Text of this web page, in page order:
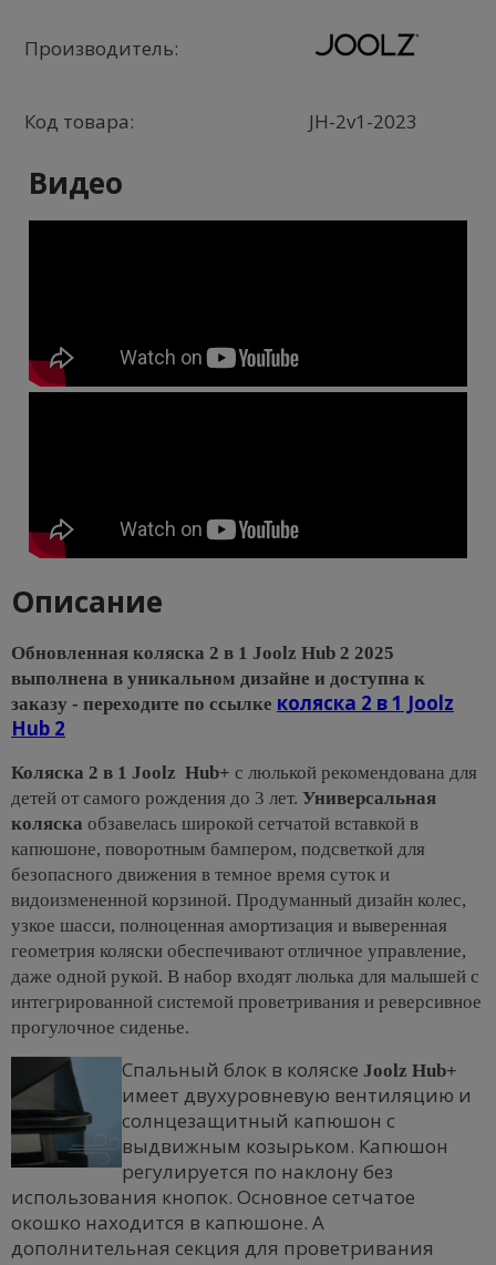
Производитель:
Код товара: JH-2v1-2023
Видео
Описание
Обновленная коляска 2 в 1 Joolz Hub 2 2025
выполнена в уникальном дизайне и доступна к
заказу - переходите по ссылке коляска 2 в 1 Joolz
Hub 2
Коляска 2 в 1 Joolz Hub+ с люлькой рекомендована для
детей от самого рождения до 3 лет. Универсальная
коляска обзавелась широкой сетчатой вставкой в
капюшоне, поворотным бампером, подсветкой для
безопасного движения в темное время суток и
видоизмененной корзиной. Продуманный дизайн колес,
узкое шасси, полноценная амортизация и выверенная
геометрия коляски обеспечивают отличное управление,
даже одной рукой. В набор входят люлька для малышей с
интегрированной системой проветривания и реверсивное
прогулочное сиденье.
Спальный блок в коляске Joolz Hub+
имеет двухуровневую вентиляцию и
солнцезащитный капюшон с
выдвижным козырьком. Капюшон
регулируется по наклону без
использования кнопок. Основное сетчатое
окошко находится в капюшоне. А
дополнительная секция для проветривания